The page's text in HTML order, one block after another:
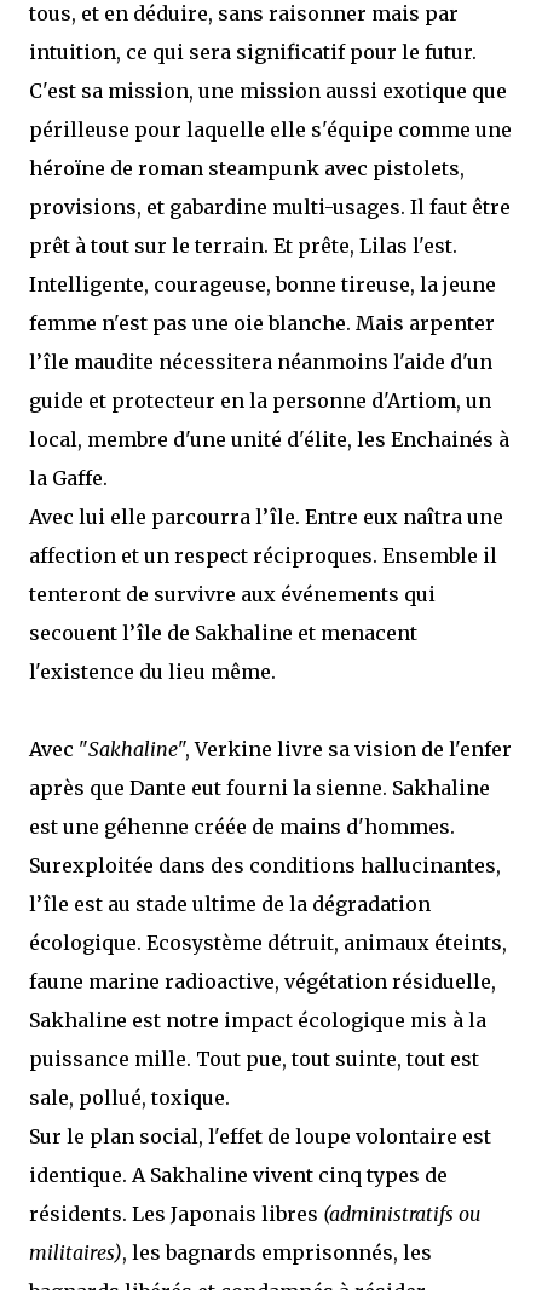
tous, et en déduire, sans raisonner mais par
intuition, ce qui sera significatif pour le futur.
C'est sa mission, une mission aussi exotique que
périlleuse pour laquelle elle s'équipe comme une
héroïne de roman steampunk avec pistolets,
provisions, et gabardine multi-usages. Il faut être
prêt à tout sur le terrain. Et prête, Lilas l'est.
Intelligente, courageuse, bonne tireuse, la jeune
femme n'est pas une oie blanche. Mais arpenter
l’île maudite nécessitera néanmoins l'aide d'un
guide et protecteur en la personne d'Artiom, un
local, membre d'une unité d'élite, les Enchainés à
la Gaffe.
Avec lui elle parcourra l’île. Entre eux naîtra une
affection et un respect réciproques. Ensemble il
tenteront de survivre aux événements qui
secouent l’île de Sakhaline et menacent
l'existence du lieu même.
Avec "Sakhaline", Verkine livre sa vision de l'enfer
après que Dante eut fourni la sienne. Sakhaline
est une géhenne créée de mains d'hommes.
Surexploitée dans des conditions hallucinantes,
l’île est au stade ultime de la dégradation
écologique. Ecosystème détruit, animaux éteints,
faune marine radioactive, végétation résiduelle,
Sakhaline est notre impact écologique mis à la
puissance mille. Tout pue, tout suinte, tout est
sale, pollué, toxique.
Sur le plan social, l'effet de loupe volontaire est
identique. A Sakhaline vivent cinq types de
résidents. Les Japonais libres (administratifs ou
militaires), les bagnards emprisonnés, les